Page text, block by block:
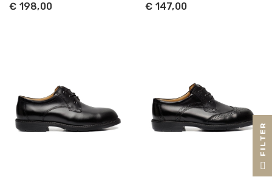
€ 198,00 € 147,00
R